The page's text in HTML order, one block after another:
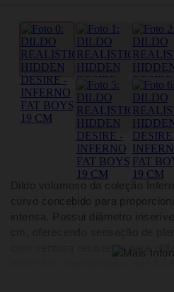
Dildo volumoso da coleção
curvo concebido para
intensa. Possui diâmetro
com ventosa resistente para